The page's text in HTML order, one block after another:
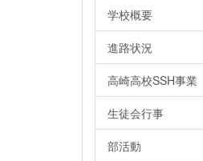
学校概要
進路状況
高崎高校SSH事業
生徒会行事
部活動